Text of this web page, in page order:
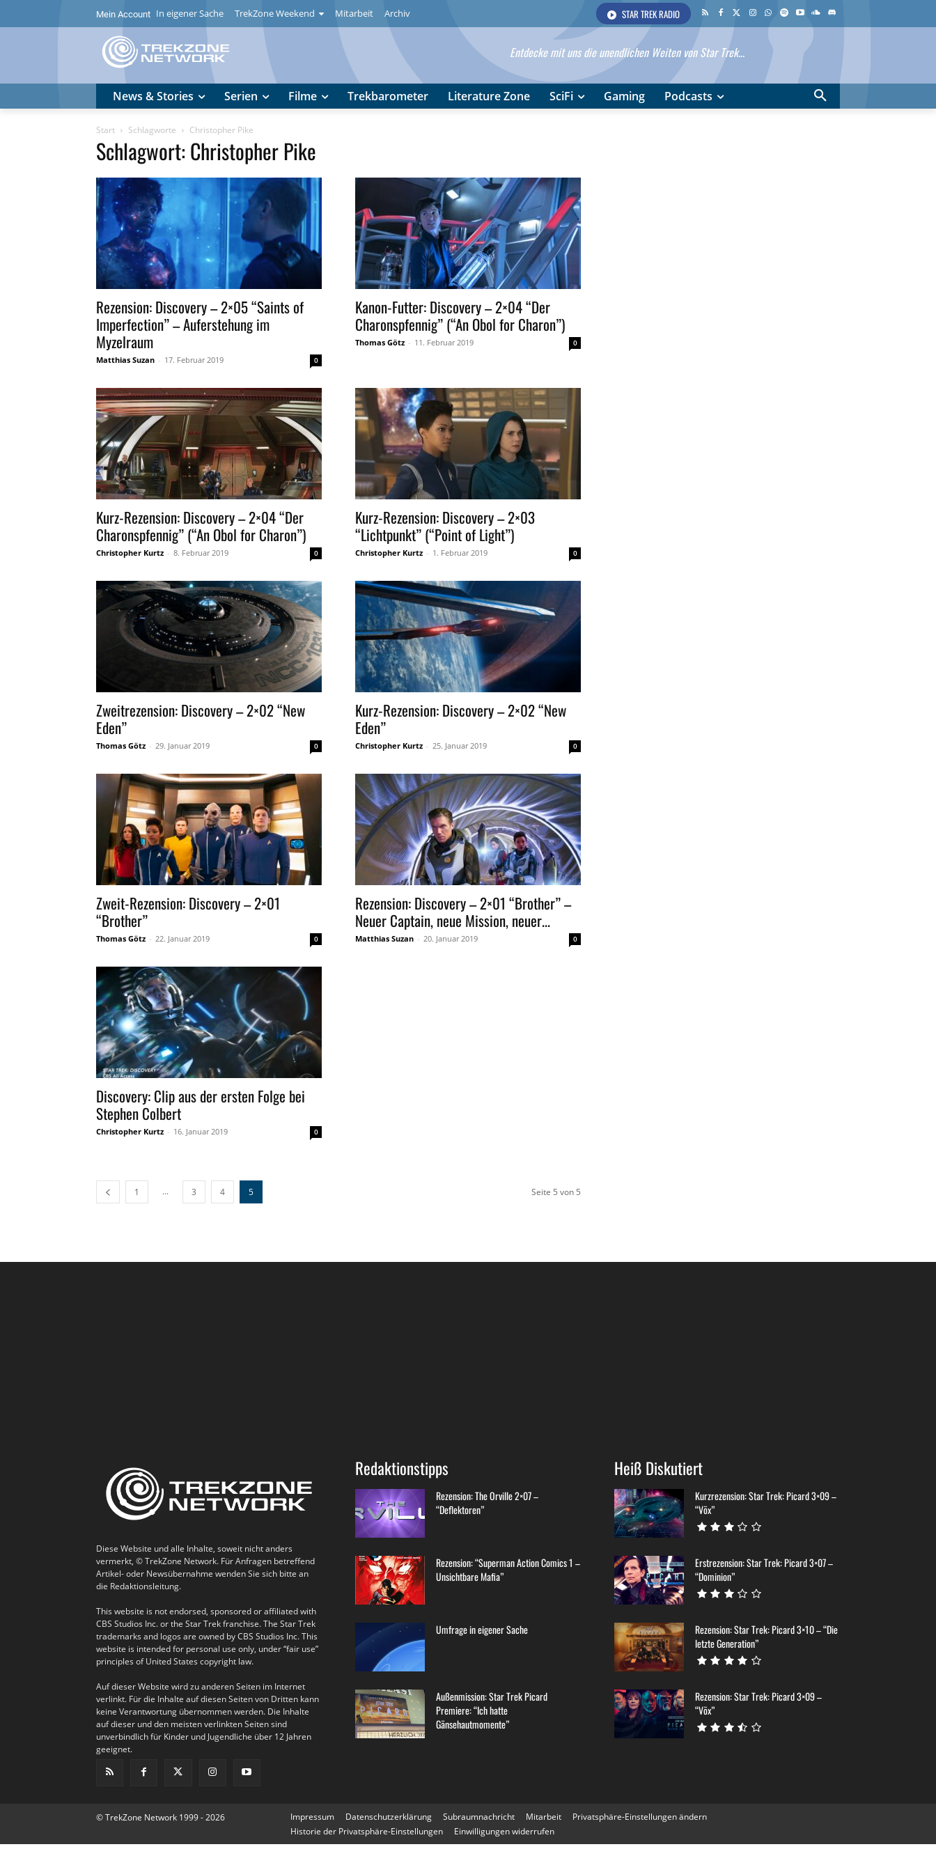
Mein Account In eigener Sache TrekZone Weekend Mitarbeit Archiv STAR TREK RADIO
Entdecke mit uns die unendlichen Weiten von Star Trek...
News & Stories Serien Filme Trekbarometer Literature Zone SciFi Gaming Podcasts
Start Schlagworte Christopher Pike
Schlagwort: Christopher Pike
Rezension: Discovery – 2×05 “Saints of
Imperfection” – Auferstehung im
Myzelraum
Matthias Suzan - 17. Februar 2019 0
Kanon-Futter: Discovery – 2×04 “Der
Charonspfennig” (“An Obol for Charon”)
Thomas Götz - 11. Februar 2019 0
Kurz-Rezension: Discovery – 2×04 “Der
Charonspfennig” (“An Obol for Charon”)
Christopher Kurtz - 8. Februar 2019 0
Kurz-Rezension: Discovery – 2×03
“Lichtpunkt” (“Point of Light”)
Christopher Kurtz - 1. Februar 2019 0
Zweitrezension: Discovery – 2×02 “New
Eden”
Thomas Götz - 29. Januar 2019 0
Kurz-Rezension: Discovery – 2×02 “New
Eden”
Christopher Kurtz - 25. Januar 2019 0
Zweit-Rezension: Discovery – 2×01
“Brother”
Thomas Götz - 22. Januar 2019 0
Rezension: Discovery – 2×01 “Brother” –
Neuer Captain, neue Mission, neuer...
Matthias Suzan - 20. Januar 2019 0
Discovery: Clip aus der ersten Folge bei
Stephen Colbert
Christopher Kurtz - 16. Januar 2019 0
1 ... 3 4 5 Seite 5 von 5
Diese Website und alle Inhalte, soweit nicht anders
vermerkt, © TrekZone Network. Für Anfragen betreffend
Artikel- oder Newsübernahme wenden Sie sich bitte an
die Redaktionsleitung.
This website is not endorsed, sponsored or affiliated with
CBS Studios Inc. or the Star Trek franchise. The Star Trek
trademarks and logos are owned by CBS Studios Inc. This
website is intended for personal use only, under “fair use”
principles of United States copyright law.
Auf dieser Website wird zu anderen Seiten im Internet
verlinkt. Für die Inhalte auf diesen Seiten von Dritten kann
keine Verantwortung übernommen werden. Die Inhalte
auf dieser und den meisten verlinkten Seiten sind
unverbindlich für Kinder und Jugendliche über 12 Jahren
geeignet.
Redaktionstipps
Rezension: The Orville 2×07 –
“Deflektoren”
Rezension: “Superman Action Comics 1 –
Unsichtbare Mafia”
Umfrage in eigener Sache
Außenmission: Star Trek Picard
Premiere: “Ich hatte
Gänsehautmomente”
Heiß Diskutiert
Kurzrezension: Star Trek: Picard 3×09 –
“Võx”
Erstrezension: Star Trek: Picard 3×07 –
“Dominion”
Rezension: Star Trek: Picard 3×10 – “Die
letzte Generation”
Rezension: Star Trek: Picard 3×09 –
“Võx”
© TrekZone Network 1999 - 2026 Impressum Datenschutzerklärung Subraumnachricht Mitarbeit
Privatsphäre-Einstellungen ändern
Historie der Privatsphäre-Einstellungen
Einwilligungen widerrufen